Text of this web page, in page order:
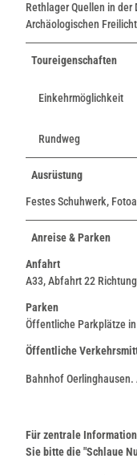
Rethlager Quellen in
Archäologischen
Toureigenschaften
Einkehrmöglichkeit
Rundweg
Ausrüstung
Festes Schuhwerk,
Anreise & Parken
Anfahrt
A33, Abfahrt 22
Parken
Öffentliche Parkplätze
Öffentliche
Bahnhof
Für zentrale
Sie bitte die "Schlaue